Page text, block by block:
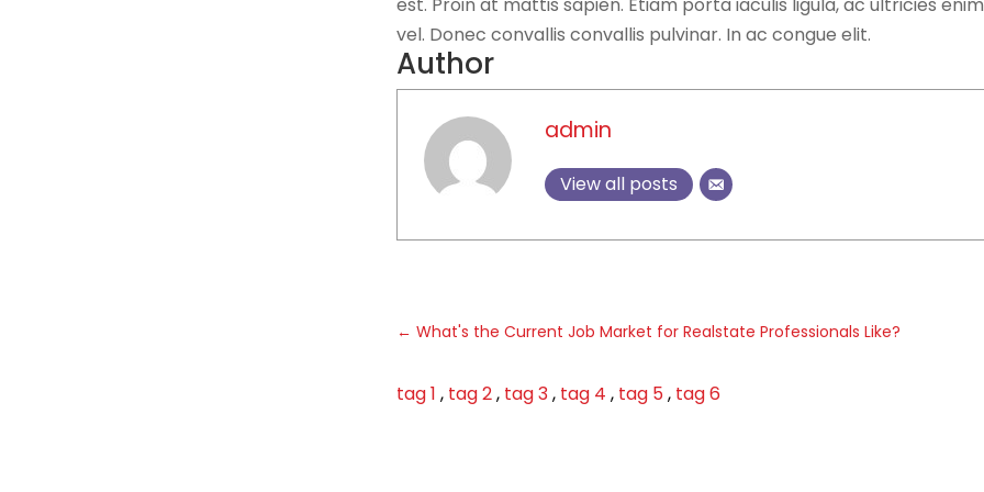
est. Proin at mattis sapien. Etiam porta iaculis ligula, ac ultricies
vel. Donec convallis convallis pulvinar. In ac congue elit.
Author
admin
View all posts
←What's the Current Job Market for Realstate Professionals Like?
tag 1 , tag 2, tag 3, tag 4 , tag 5, tag 6